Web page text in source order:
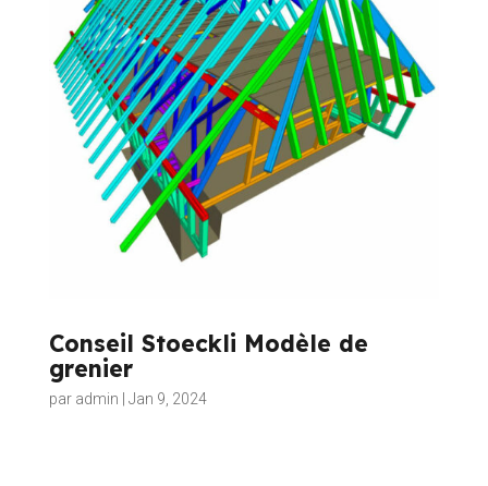
Conseil Stoeckli Modèle de
grenier
par admin Jan 9, 2024